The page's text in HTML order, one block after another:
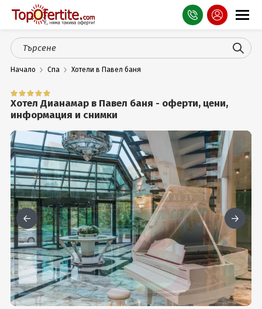
Оферти
СПА
Планина
Чужбина
Празници
Турция
Гърция
Услуги
Вход
Начало Спа Хотели в Павел баня
Хотел Дианамар в Павел баня - оферти, цени,
информация и снимки